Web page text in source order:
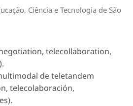
Ciência e Tecnologia de São
telecollaboration,
de teletandem
telecolaboración,